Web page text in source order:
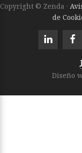
Copyright © Zenda ·
de
Diseño